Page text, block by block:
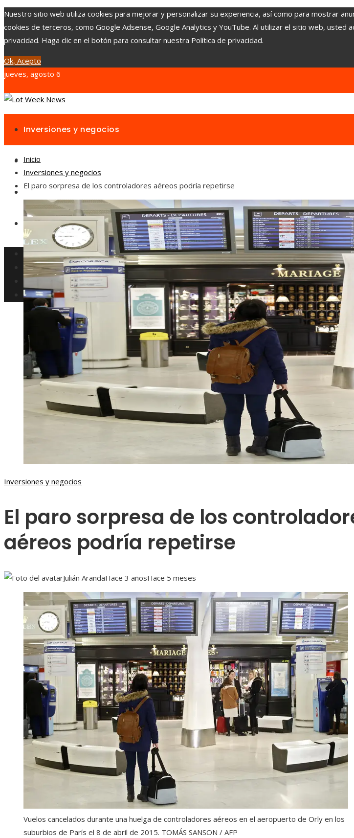
Nuestro sitio web utiliza cookies para mejorar y personalizar su experiencia, así como para mostrar
cookies de terceros, como Google Adsense, Google Analytics y YouTube. Al utilizar el sitio web, usted
privacidad. Haga clic en el botón para consultar nuestra Política de privacidad.
Ok, Acepto
jueves, agosto 6
Inversiones y negocios
Responsabilidad social
Cultura y ocio
Ciencia y tecnología
Inversiones y negocios
Responsabilidad social
Cultura y ocio
Ciencia y tecnología
Inicio
Inversiones y negocios
El paro sorpresa de los controladores aéreos podría repetirse
Inversiones y negocios
El paro sorpresa de los
aéreos podría repetirse
Julián ArandaHace 3 añosHace 5 meses
Vuelos cancelados durante una huelga de controladores aéreos en el aeropuerto de Orly en los
suburbios de París el 8 de abril de 2015. TOMÁS SANSON / AFP